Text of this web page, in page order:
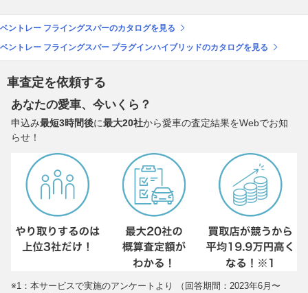
ベントレー フライングスパーのカタログを見る
ベントレー フライングスパー プラグインハイブリッドのカタログを見る
車査定を依頼する
あなたの愛車、今いくら？
申込み最短3時間後に最大20社から愛車の査定結果をWebでお知
らせ！
※1：本サービスで実施のアンケートより （回答期間：2023年6月〜